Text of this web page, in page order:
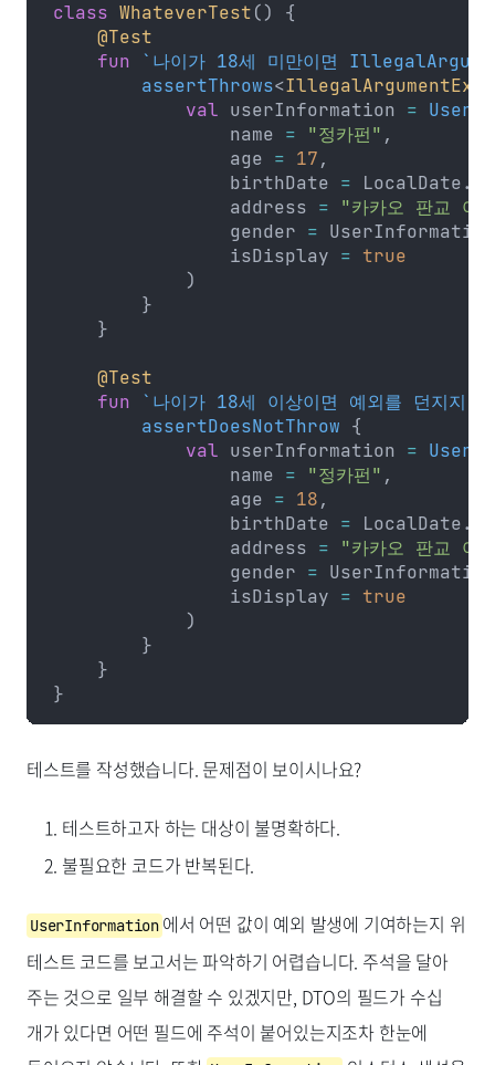
class WhateverTest() {
    @Test
    fun
`나이가 18세 미만이면
        assertThrows
<
            val
userInformation =
                name
= "정카펀" ,
                age
= 17,
                birthDate
= LocalDate.
                address
= "카카오 판교 아
                gender
=
                isDisplay
= true
            )
        }
    }
    @Test
    fun
`나이가 18세 이상이면 예외를 던지지
        assertDoesNotThrow
{
            val
userInformation =
                name
= "정카펀" ,
                age
= 18,
                birthDate
= LocalDate.
                address
= "카카오 판교 아
                gender
=
                isDisplay
= true
            )
        }
    }
}
테스트를 작성했습니다. 문제점이 보이시나요?
테스트하고자 하는 대상이 불명확하다.
불필요한 코드가 반복된다.
UserInformation 에서 어떤 값이 예외 발생에 기여하는지 위
테스트 코드를 보고서는 파악하기 어렵습니다. 주석을 달아
주는 것으로 일부 해결할 수 있겠지만, DTO의 필드가 수십
개가 있다면 어떤 필드에 주석이 붙어있는지조차 한눈에